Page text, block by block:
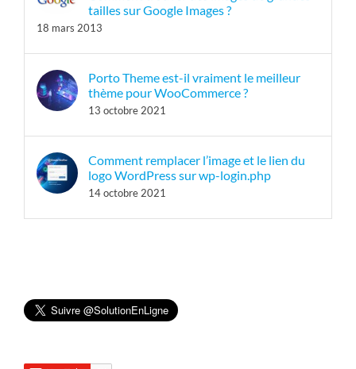
tailles sur Google Images ?
18 mars 2013
Porto Theme est-il vraiment le meilleur
thème pour WooCommerce ?
13 octobre 2021
Comment remplacer l’image et le lien du
logo WordPress sur wp-login.php
14 octobre 2021